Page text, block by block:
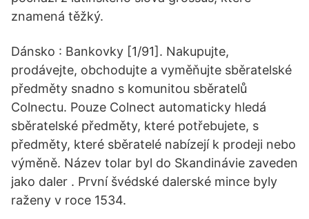
znamená těžký.
Dánsko : Bankovky [1/91]. Nakupujte,
prodávejte, obchodujte a vyměňujte sběratelské
předměty snadno s komunitou sběratelů
Colnectu. Pouze Colnect automaticky hledá
sběratelské předměty, které potřebujete, s
předměty, které sběratelé nabízejí k prodeji nebo
výměně. Název tolar byl do Skandinávie zaveden
jako daler . První švédské dalerské mince byly
raženy v roce 1534.